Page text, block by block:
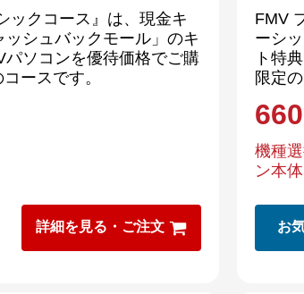
ックコース』は、現金キ
シュバックモール」のキ
ソコンを優待価格でご購
ースです。
詳細を見る・ご注文
FMV
ーシ
ト特
限定
660
機種
ン本
お